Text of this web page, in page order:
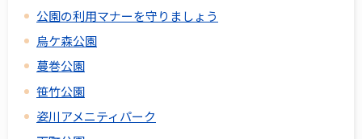
公園の利用マナーを守りましょう
烏ケ森公園
蔓巻公園
笹竹公園
姿川アメニティパーク